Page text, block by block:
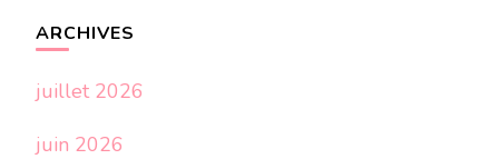
ARCHIVES
juillet 2026
juin 2026